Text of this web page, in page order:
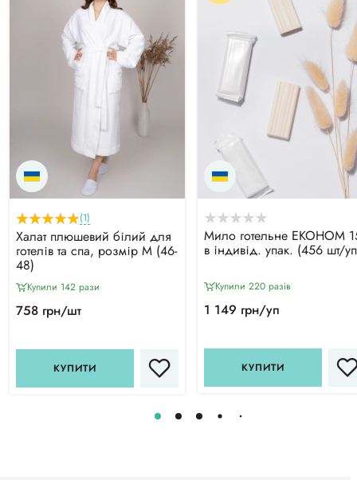
(1)
Халат плюшевий білий для
готелів та спа, розмір М (46-
48)
Купили 142 рази
758 грн/шт
КУПИТИ
Мило готельне ЕКОНОМ
в індивід. упак. (456 шт/
Купили 220 разiв
1 149 грн/уп
КУПИТИ